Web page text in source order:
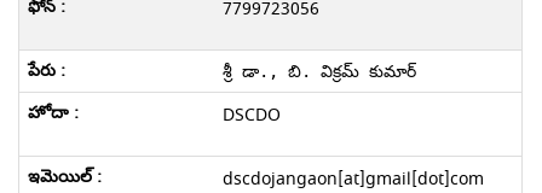
7799723056
శ్రీ డా., బి. విక్రమ్ కుమార్
DSCDO
dscdojangaon[at]gmail[dot]com